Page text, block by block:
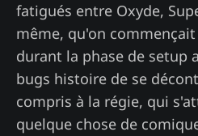
fatigués entre Oxyde,
même, qu'on
durant la phase de setup
bugs histoire de se
compris à la régie, qui
quelque chose de